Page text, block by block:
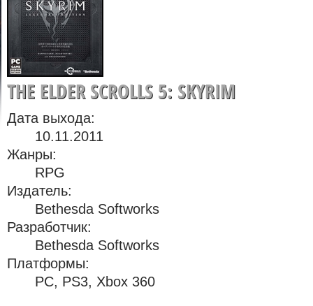
THE ELDER SCROLLS 5: SKYRIM
Дата выхода:
10.11.2011
Жанры:
RPG
Издатель:
Bethesda Softworks
Разработчик:
Bethesda Softworks
Платформы:
PC, PS3, Xbox 360